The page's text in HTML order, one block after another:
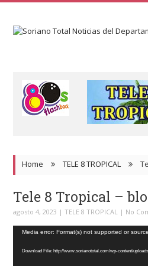
Home TELE 8 TROPICAL
Tele 8 Tropical –
agosto 4, 2023 | TELE 8 TROPICAL | No
Reproductor
Media error: Format(s) not supported or
Download File: http://www.sorianototal.com/wp-content/